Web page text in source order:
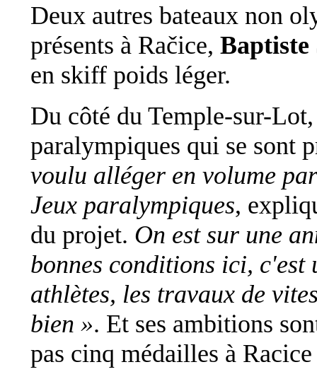
Deux autres bateaux non
présents à Račice, Baptiste
en skiff poids léger.
Du côté du Temple-sur-
paralympiques qui se sont
voulu alléger en volume
Jeux paralympiques,
du projet. On est sur une
bonnes conditions ici, c'est
athlètes, les travaux de
bien ». Et ses ambitions
pas cinq médailles à